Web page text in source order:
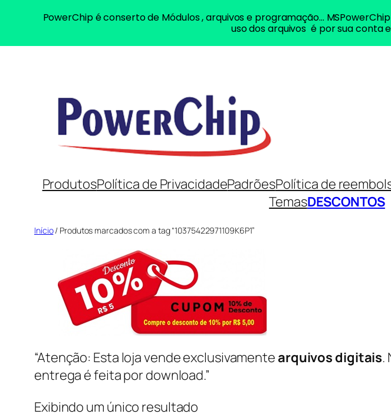
ProdutosPolítica de PrivacidadePadrõesPolítica de
TemasDESCONTOS
Início/ Produtos marcados com a tag “10375422971109K6P1”
“Atenção: Esta loja vende exclusivamentearquivos digitais.
entrega é feita por download.”
Exibindo um único resultado
PowerChip é conserto de Módulos , arquivos e programação...
uso dos arquivos é por sua conta